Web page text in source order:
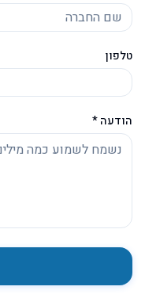
טלפון
הודעה *